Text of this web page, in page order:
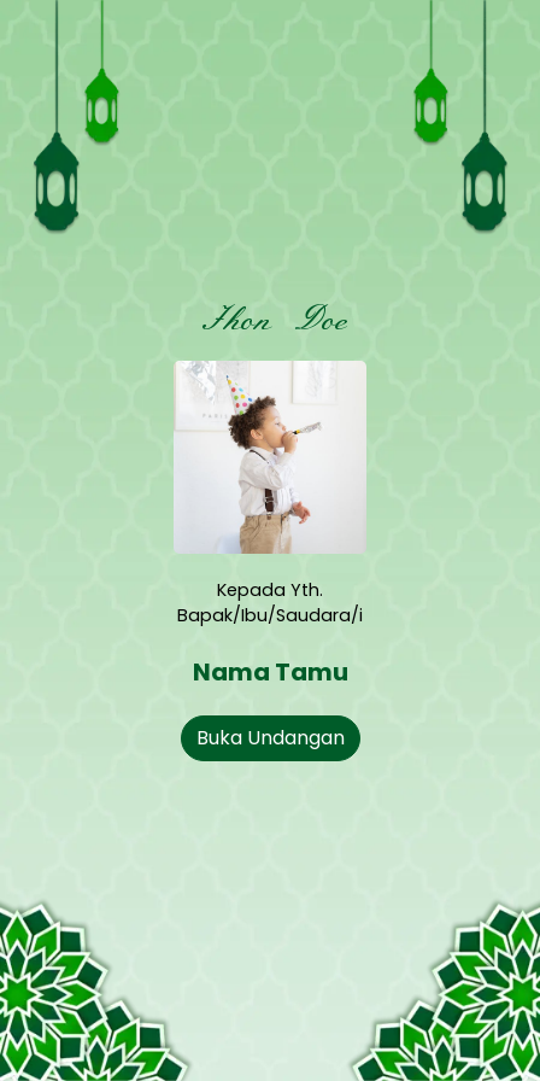
Jhon Doe
Kepada Yth.
Bapak/Ibu/Saudara/i
Nama Tamu
Buka Undangan